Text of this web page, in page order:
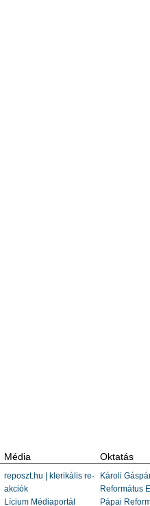
Média
reposzt.hu | klerikális re-
akciók
Lícium Médiaportál
Oktatás
Károli
Református
Pápai